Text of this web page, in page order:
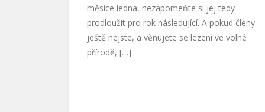
měsíce ledna, nezapomeňte si jej tedy
prodloužit pro rok následující. A pokud členy
ještě nejste, a věnujete se lezení ve volné
přírodě, […]